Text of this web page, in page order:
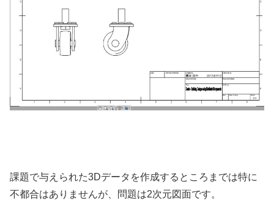
課題で与えられた3Dデータを作成するところまでは特に
不都合はありませんが、問題は2次元図面です。